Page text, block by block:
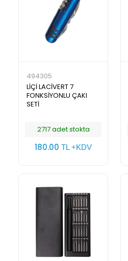
494305
LİÇİ LACİVERT 7
FONKSİYONLU ÇAKI
SETİ
2717 adet stokta
180.00 TL +KDV